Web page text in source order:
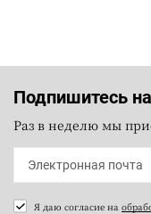
Подпишитесь
Раз в неделю мы
Я даю согласие на